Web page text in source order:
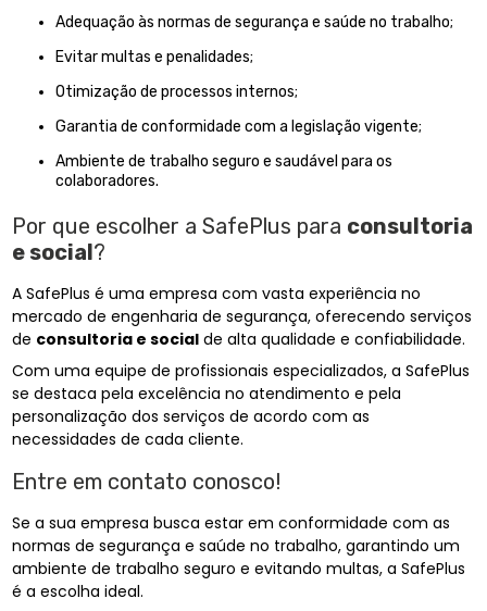
Adequação às normas de segurança e saúde no trabalho;
Evitar multas e penalidades;
Otimização de processos internos;
Garantia de conformidade com a legislação vigente;
Ambiente de trabalho seguro e saudável para os
colaboradores.
Por que escolher a SafePlus para consultoria
e social?
A SafePlus é uma empresa com vasta experiência no
mercado de engenharia de segurança, oferecendo serviços
de consultoria e social de alta qualidade e confiabilidade.
Com uma equipe de profissionais especializados, a SafePlus
se destaca pela excelência no atendimento e pela
personalização dos serviços de acordo com as
necessidades de cada cliente.
Entre em contato conosco!
Se a sua empresa busca estar em conformidade com as
normas de segurança e saúde no trabalho, garantindo um
ambiente de trabalho seguro e evitando multas, a SafePlus
é a escolha ideal.